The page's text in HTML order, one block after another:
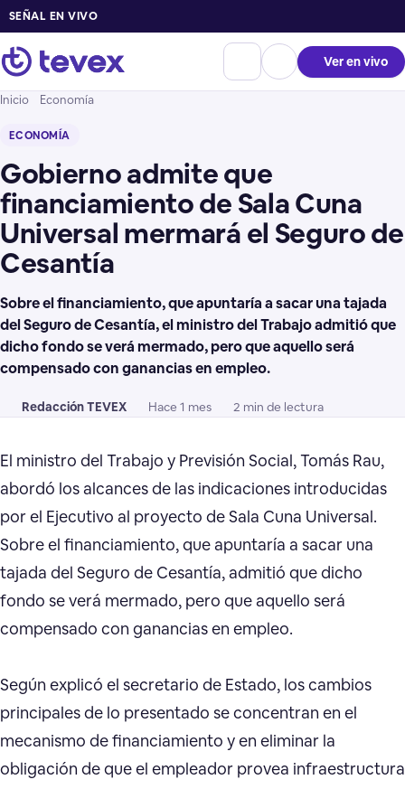
SEÑAL EN VIVO
Ver en vivo
Inicio Economía
ECONOMÍA
Gobierno admite que
financiamiento de Sala Cuna
Universal mermará el Seguro de
Cesantía
Sobre el financiamiento, que apuntaría a sacar una tajada
del Seguro de Cesantía, el ministro del Trabajo admitió que
dicho fondo se verá mermado, pero que aquello será
compensado con ganancias en empleo.
Redacción TEVEX Hace 1 mes 2 min de lectura
El ministro del Trabajo y Previsión Social, Tomás Rau,
abordó los alcances de las indicaciones introducidas
por el Ejecutivo al proyecto de Sala Cuna Universal.
Sobre el financiamiento, que apuntaría a sacar una
tajada del Seguro de Cesantía, admitió que dicho
fondo se verá mermado, pero que aquello será
compensado con ganancias en empleo.
Según explicó el secretario de Estado, los cambios
principales de lo presentado se concentran en el
mecanismo de financiamiento y en eliminar la
obligación de que el empleador provea infraestructura